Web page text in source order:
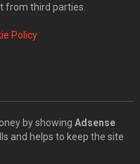
from third parties.
Policy
by showing Adsense
and helps to keep the site